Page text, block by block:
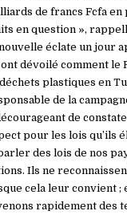
de francs Fcfa en
en question »,
éclate un jour
dévoilé comment le
plastiques en
de la
de
pour les lois qu’ils
des lois de nos
Ils ne
cela leur convient ;
rapidement des